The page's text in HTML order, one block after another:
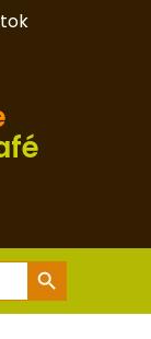
Search Button